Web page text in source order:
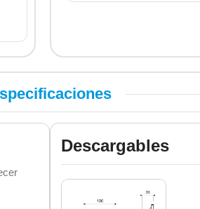
Descargables